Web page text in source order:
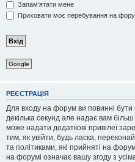
Запам'ятати мене
Приховати моє перебування на
Google
РЕЄСТРАЦІЯ
Для входу на форум ви повинні бути
декілька секунд але надає вам
може надати додаткові привілеї
тим, як увійти, будь ласка,
та політиками, які прийняті на
на форумі означає вашу згоду з